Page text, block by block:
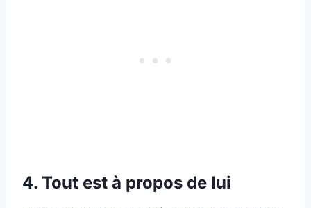
4. Tout est à propos de lui